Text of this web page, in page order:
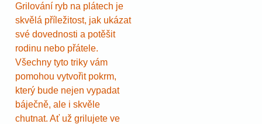
Grilování ryb na plátech je
skvělá příležitost, jak ukázat
své dovednosti a potěšit
rodinu nebo přátele.
Všechny tyto triky vám
pomohou vytvořit pokrm,
který bude nejen vypadat
báječně, ale i skvěle
chutnat. Ať už grilujete ve